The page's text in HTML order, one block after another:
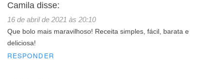
Camila disse:
16 de abril de 2021 às 20:10
Que bolo mais maravilhoso! Receita simples, fácil, barata e
deliciosa!
RESPONDER